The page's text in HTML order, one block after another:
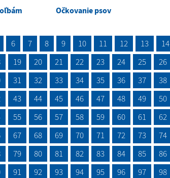
Očkovanie psov
6 7 8 9 10 11 12 13
14
19 20 21 22 23 24 25
26
31 32 33 34 35 36 37
38
43 44 45 46 47 48 49
50
55 56 57 58 59 60 61
62
67 68 69 70 71 72 73
74
79 80 81 82 83 84 85
86
91 92 93 94 95 96 97
98